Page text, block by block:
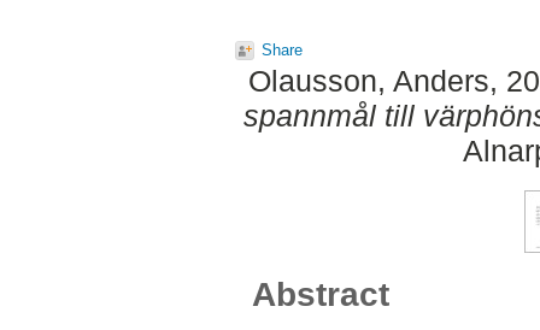
Share
Olausson, Anders,
spannmål till
Abstract